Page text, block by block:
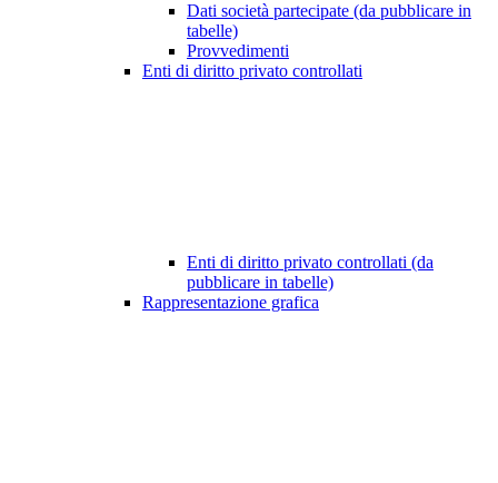
Dati società partecipate (da pubblicare in
tabelle)
Provvedimenti
Enti di diritto privato controllati
Enti di diritto privato controllati (da
pubblicare in tabelle)
Rappresentazione grafica